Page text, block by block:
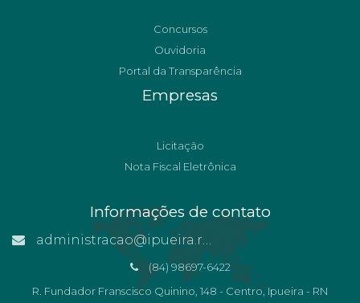
Concursos
Ouvidoria
Portal da Transparência
Empresas
Licitação
Nota Fiscal Eletrônica
Informações de contato
administracao@ipueira.rn.gov.br
(84) 98697-6422
R. Fundador Franscisco Quinino, 148 - Centro, Ipueira - RN